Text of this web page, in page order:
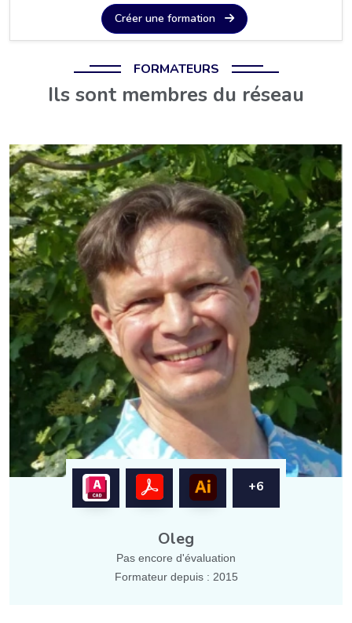
Créer une formation
FORMATEURS
Ils sont membres du réseau
+6
Oleg
Pas encore d'évaluation
Formateur depuis : 2015